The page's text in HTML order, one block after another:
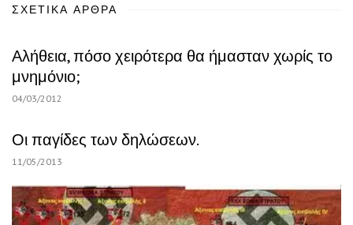
ΣΧΕΤΙΚΆ ΆΡΘΡΑ
Αλήθεια, πόσο χειρότερα θα ήμασταν χωρίς το
μνημόνιο;
04/03/2012
Οι παγίδες των δηλώσεων.
11/05/2013